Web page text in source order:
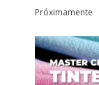
Próximamente